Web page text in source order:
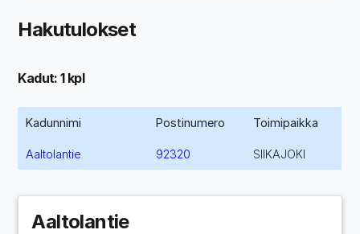
Hakutulokset
Kadut: 1 kpl
Kadunnimi Postinumero Toimipaikka
Aaltolantie 92320 SIIKAJOKI
Aaltolantie